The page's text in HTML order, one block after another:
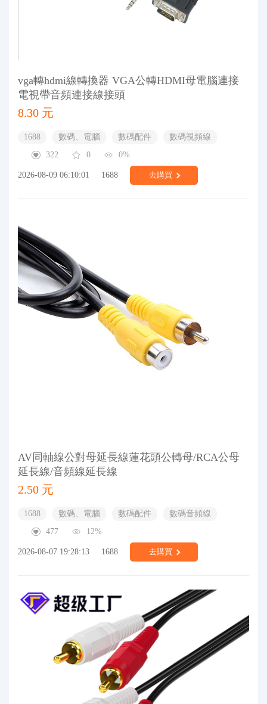
vga轉hdmi線轉換器 VGA公轉HDMI母電腦連接
電視帶音頻連接線接頭
8.30 元
1688 數碼、電腦 數碼配件
數碼視頻線
322
0 0%
2026-08-09 06:10:01 1688 去購買
AV同軸線公對母延長線蓮花頭公轉母/RCA公母
延長線/音頻線延長線
2.50 元
1688 數碼、電腦 數碼配件
數碼音頻線
477
12%
2026-08-07 19:28:13 1688 去購買